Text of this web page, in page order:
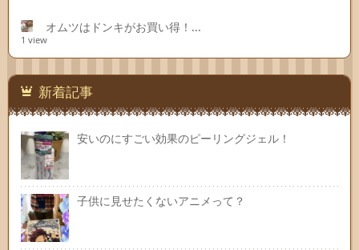
オムツはドンキがお買い得！...
1 view
新着記事
安いのにすごい効果のピーリングジェル！
子供に見せたくないアニメって？